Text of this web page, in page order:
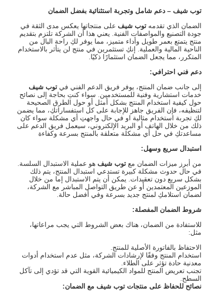
توب شيف–دعم شامل وتجربة استثنائية بفضل الضمان
الضمان الذي تقدمهتوب شيف على منتجاتها يعكس مدى الثقة في
جودة التصنيع والمواصفات الفنية. يعني هذا أن الشركة تلتزم بتقديم
منتج يتمتع بعمر طويل وأداء متميز، مما يوفر لكِ راحة البال من
الناحية المالية والعملية. إنكِ تستثمرين في منتج لن يتأثر بالاستخدام
المتكرر، مما يجعل الضمان استثمارًا ذكيًا.
دعم فني احترافي:
إلى جانب ضمان المنتج، يوفر فريق الدعم الفني فيتوب شيف
خدمات استشارية وفنية للمستخدمين. سواء كنتِ بحاجة إلى نصائح
حول كيفية استخدام المنتج بشكل أمثل أو حول الطرق الصحيحة
لتنظيفه، فإن الفريق جاهز للإجابة على كل استفساراتكِ، مما يضمن
لكِ تجربة استخدام مثالية او في حال واجهتِ أي مشكلة سواء كان
ذلك من خلال الهاتف أو البريد الإلكتروني، سيعمل فريق الدعم على
مساعدتكِ في حل أي مشكلة متعلقة بالمنتج بسرعة وكفاءة
استبدال سريع وسهل:
من أبرز ميزات الضمان معتوب شيف هو عملية الاستبدال السلسة.
في حال حدوث مشكلة كبيرة تستدعي استبدال المنتج، يتم ذلك
بشكل سريع دون تعقيدات. يمكن أن يتم الاستبدال إما من خلال
الموزعين المعتمدين أو عن طريق التواصل المباشر مع الشركة،
لضمان استلامكِ لمنتج جديد بسرعة وفي أفضل حالة.
شروط الضمان المفصلة:
للاستفادة من الضمان، هناك بعض الشروط التي يجب مراعاتها،
مثل:
الاحتفاظ بالفاتورة الأصلية للمنتج.
استخدام المنتج وفقًا لإرشادات الشركة، مثل عدم استخدام أدوات
معدنية حادة تؤثر على الطلاء.
تجنب تعريض المنتج للمواد الكيميائية القوية التي قد تؤدي إلى تآكل
السطح.
نصائح للحفاظ على منتجاتتوب شيف مع الضمان: